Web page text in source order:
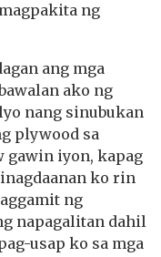
ng
ang mga
ako ng
nang sinubukan
plywood sa
gawin iyon, kapag
ko rin
ng
napagalitan dahil
usap ko sa mga